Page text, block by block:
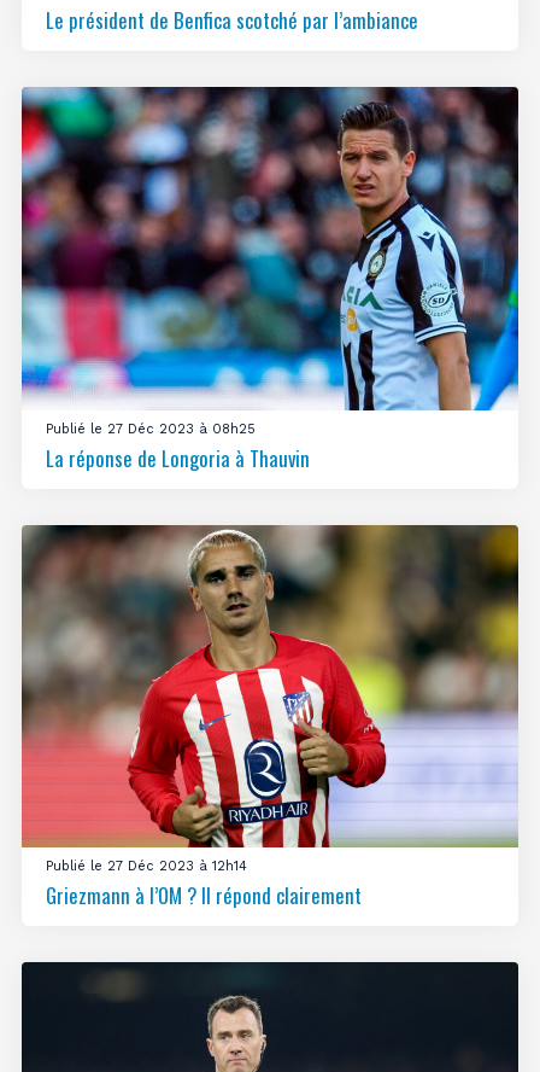
Le président de Benfica scotché par l’ambiance
Publié le 27 Déc 2023 à 08h25
La réponse de Longoria à Thauvin
Publié le 27 Déc 2023 à 12h14
Griezmann à l’OM ? Il répond clairement